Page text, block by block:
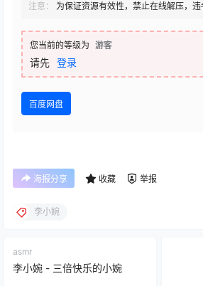
注意：
为保证资源有效性，禁止在线解压，
您当前的等级为 游客
请先 登录
百度网盘
海报分享 收藏 举报
李小婉
asmr
李小婉 - 三倍快乐的小婉